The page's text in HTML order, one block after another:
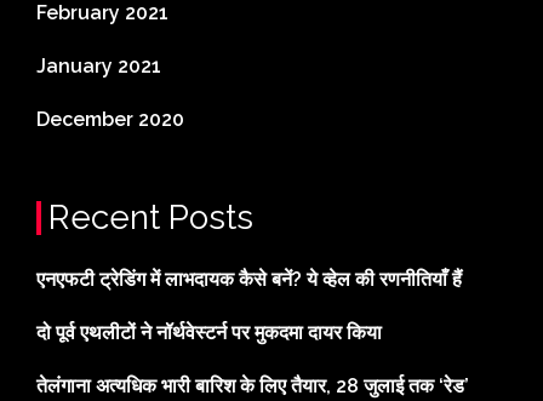
February 2021
January 2021
December 2020
Recent Posts
एनएफटी ट्रेडिंग में लाभदायक कैसे बनें? ये व्हेल की रणनीतियाँ हैं
दो पूर्व एथलीटों ने नॉर्थवेस्टर्न पर मुकदमा दायर किया
तेलंगाना अत्यधिक भारी बारिश के लिए तैयार, 28 जुलाई तक ‘रेड’